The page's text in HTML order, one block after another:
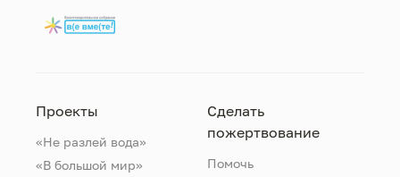
Проекты
«Не разлей вода»
«В большой мир»
Сделать
пожертвование
Помочь